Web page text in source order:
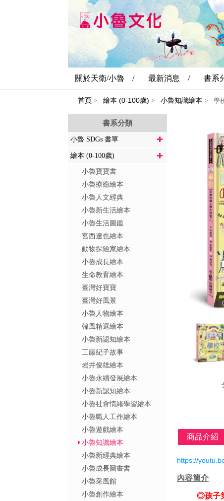
關於天衛/小魯 / 最新消息 / 書系
首頁 > 繪本 (0-100歲) > 小魯知識繪本 > 學
書系分類
小魯 SDGs 書單
繪本 (0-100歲)
小魯寶寶書
小魯療癒繪本
小魯人文經典
小魯新生活繪本
小魯生活圖鑑
宮西達也繪本
動物探險家繪本
小魯成長繪本
生命教育繪本
臺灣好寶寶
臺灣好風景
小魯人物繪本
韓風精選繪本
小魯新認知繪本
工藤紀子故事
岩井俊雄繪本
小魯永續發展繪本
小魯新認知繪本
小魯社會情緒學習繪本
小魯職人工作繪本
小魯遊戲繪本
小魯知識繪本
小魯新經典繪本
小魯成長圖畫書
小魯采風館
小魯創作繪本
商品介紹
https://
內容簡介
◎孩子